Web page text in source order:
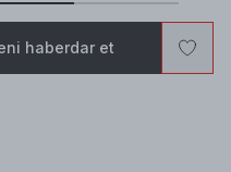
haberdar et